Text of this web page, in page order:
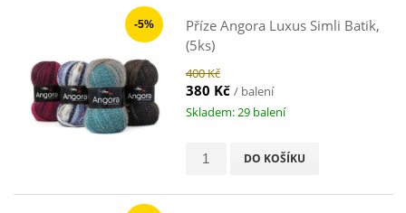
-5%
Příze Angora Luxus Simli Batik,
(5ks)
400 Kč
380 Kč / balení
Skladem: 29 balení
DO KOŠÍKU